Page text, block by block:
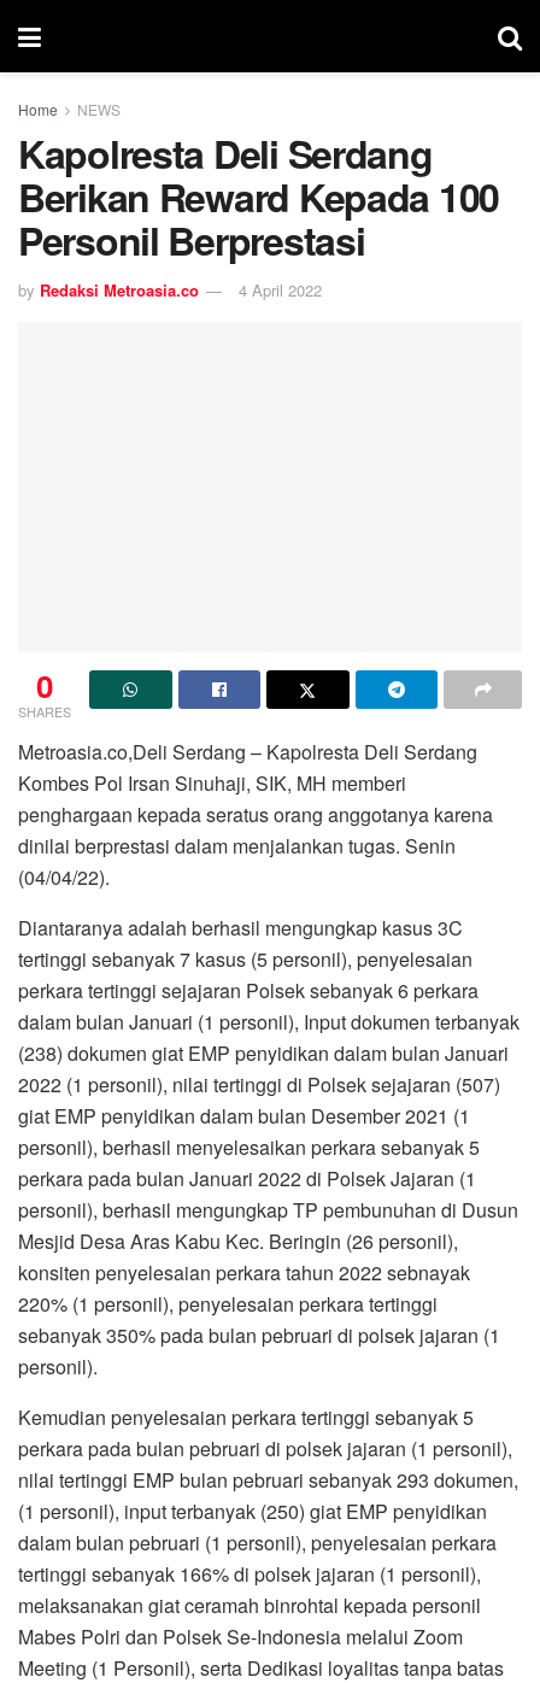
Home NEWS
Kapolresta Deli Serdang
Berikan Reward Kepada 100
Personil Berprestasi
by Redaksi Metroasia.co 4 April 2022
0
SHARES
Metroasia.co,Deli Serdang – Kapolresta Deli Serdang
Kombes Pol Irsan Sinuhaji, SIK, MH memberi
penghargaan kepada seratus orang anggotanya karena
dinilai berprestasi dalam menjalankan tugas. Senin
(04/04/22).
Diantaranya adalah berhasil mengungkap kasus 3C
tertinggi sebanyak 7 kasus (5 personil), penyelesaian
perkara tertinggi sejajaran Polsek sebanyak 6 perkara
dalam bulan Januari (1 personil), Input dokumen terbanyak
(238) dokumen giat EMP penyidikan dalam bulan Januari
2022 (1 personil), nilai tertinggi di Polsek sejajaran (507)
giat EMP penyidikan dalam bulan Desember 2021 (1
personil), berhasil menyelesaikan perkara sebanyak 5
perkara pada bulan Januari 2022 di Polsek Jajaran (1
personil), berhasil mengungkap TP pembunuhan di Dusun
Mesjid Desa Aras Kabu Kec. Beringin (26 personil),
konsiten penyelesaian perkara tahun 2022 sebnayak
220% (1 personil), penyelesaian perkara tertinggi
sebanyak 350% pada bulan pebruari di polsek jajaran (1
personil).
Kemudian penyelesaian perkara tertinggi sebanyak 5
perkara pada bulan pebruari di polsek jajaran (1 personil),
nilai tertinggi EMP bulan pebruari sebanyak 293 dokumen,
(1 personil), input terbanyak (250) giat EMP penyidikan
dalam bulan pebruari (1 personil), penyelesaian perkara
tertinggi sebanyak 166% di polsek jajaran (1 personil),
melaksanakan giat ceramah binrohtal kepada personil
Mabes Polri dan Polsek Se-Indonesia melalui Zoom
Meeting (1 Personil), serta Dedikasi loyalitas tanpa batas